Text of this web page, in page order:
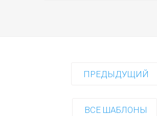
ПРЕДЫДУЩИЙ
ВСЕ ШАБЛОНЫ